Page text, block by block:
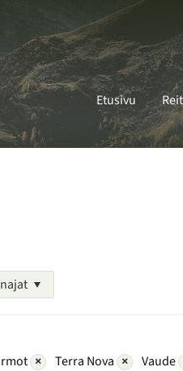
Etusivu
× Terra Nova × Vaude